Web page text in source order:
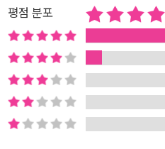
의 외주화’는 자신의 자유를 위해
며, “이러한 불공정한 분업은 저임
로 머무르는 사람들이 있어야만 존
식’일뿐더러 문제를 근본적으로 해
이런 대책으로는 A와 같은 사람들
현실에서 자녀를 낳는 것은 ‘선택’
는 손해로 여겨진다. 사람들은 점
평점 분포